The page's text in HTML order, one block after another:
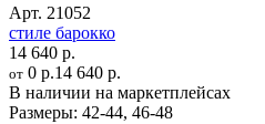
Арт. 21052
стиле барокко
14 640 р.
от 0 р.14 640 р.
В наличии на маркетплейсах
Размеры: 42-44, 46-48